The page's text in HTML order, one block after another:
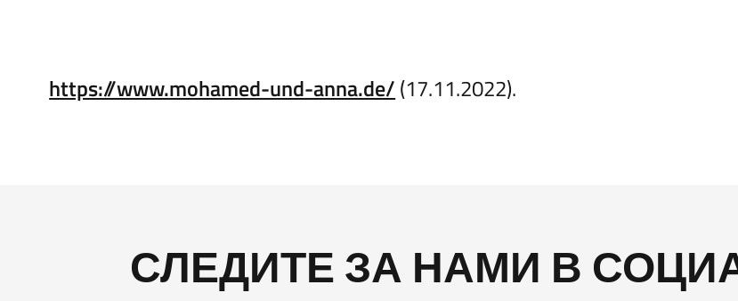
https://www.mohamed-und-anna.de/(17.11.2022).
СЛЕДИТЕ ЗА НАМИ В